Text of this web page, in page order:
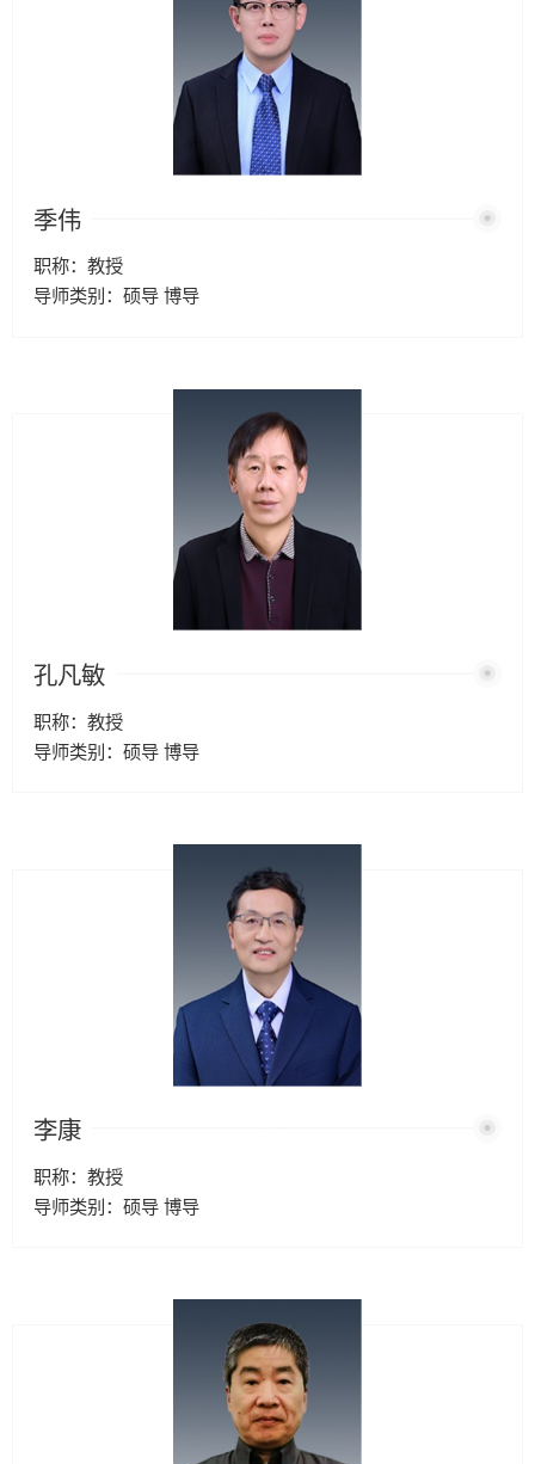
季伟
职称：教授
导师类别：硕导 博导
孔凡敏
职称：教授
导师类别：硕导 博导
李康
职称：教授
导师类别：硕导 博导